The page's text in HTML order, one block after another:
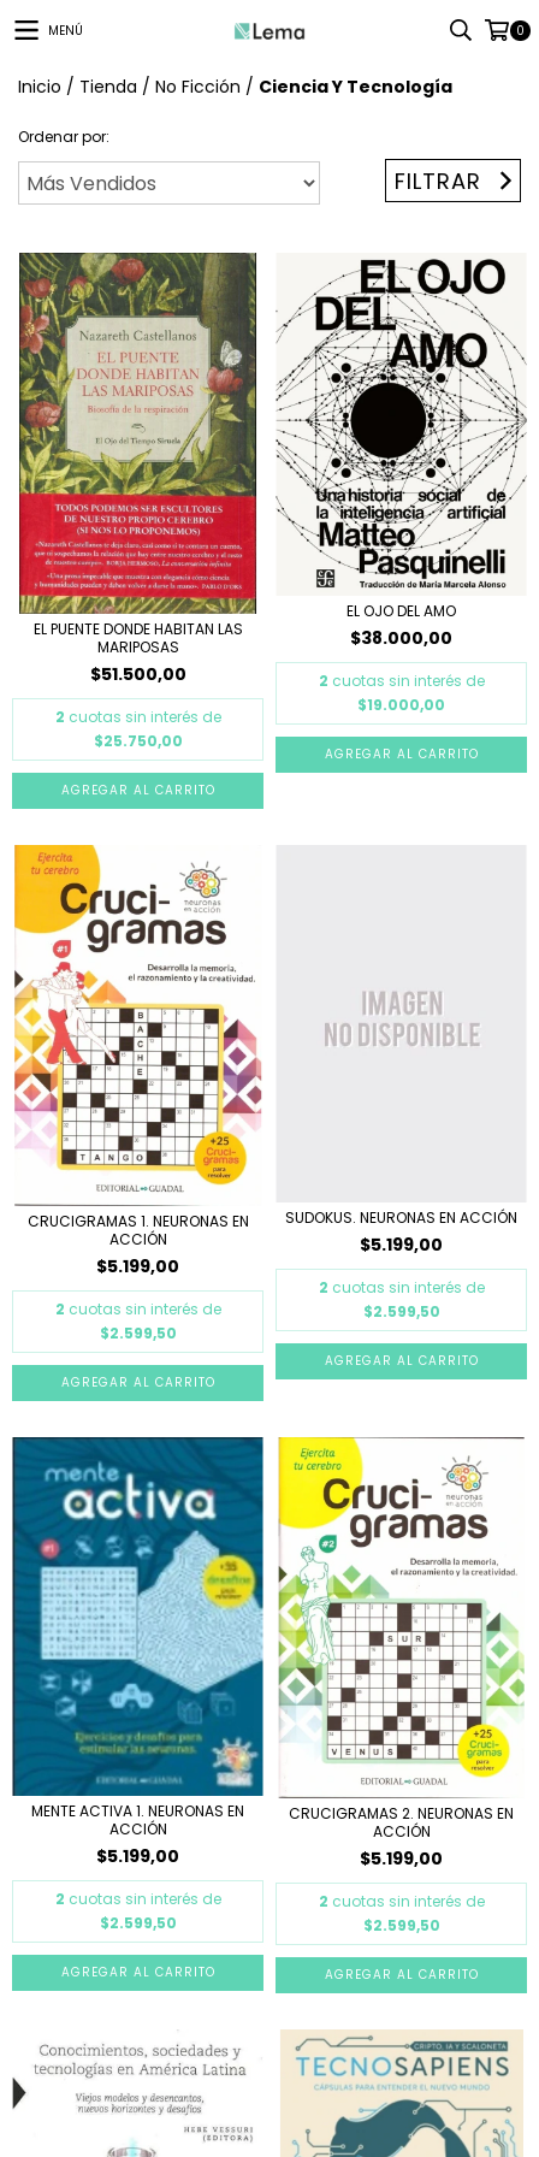
MENÚ 0
Inicio / Tienda / No Ficción / Ciencia Y Tecnología
Ordenar por:
FILTRAR
EL PUENTE DONDE HABITAN LAS
MARIPOSAS
$51.500,00
2 cuotas sin interés de
$25.750,00
EL OJO DEL AMO
$38.000,00
2 cuotas sin interés de
$19.000,00
CRUCIGRAMAS 1. NEURONAS EN
ACCIÓN
$5.199,00
2 cuotas sin interés de
$2.599,50
SUDOKUS. NEURONAS EN ACCIÓN
$5.199,00
2 cuotas sin interés de
$2.599,50
MENTE ACTIVA 1. NEURONAS EN
ACCIÓN
$5.199,00
2 cuotas sin interés de
$2.599,50
CRUCIGRAMAS 2. NEURONAS EN
ACCIÓN
$5.199,00
2 cuotas sin interés de
$2.599,50